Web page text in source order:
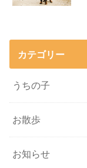
カテゴリー
うちの子
お散歩
お知らせ